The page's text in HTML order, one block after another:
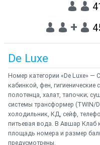
+
De Luxe
Номер категории «De Luxe»
кабинкой, фен, гигиенические
полотенца, халат, тапочки;
системы трансформер (TWIN/
холодильник, КД, сейф,
питьевая вода. В Авшар Клаб
площадь номера и размер
предусмотрены.